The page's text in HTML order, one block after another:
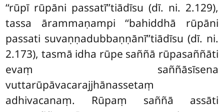
‘‘rūpī rūpāni passatī’’tiādīsu (dī. ni. 2.129),
tassa ārammaṇampi ‘‘bahiddhā rūpāni
passati suvaṇṇadubbaṇṇānī’’tiādīsu (dī. ni.
2.173), tasmā idha rūpe saññā rūpasaññāti
evaṃ saññāsīsena
vuttarūpāvacarajjhānassetaṃ
adhivacanaṃ. Rūpaṃ saññā assāti